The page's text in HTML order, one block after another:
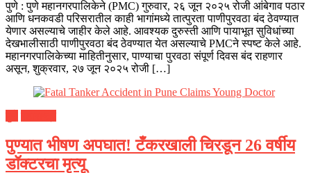
पुणे : पुणे महानगरपालिकेने (PMC) गुरुवार, २६ जून २०२५ रोजी आंबेगाव पठार
आणि धनकवडी परिसरातील काही भागांमध्ये तात्पुरता पाणीपुरवठा बंद ठेवण्यात
येणार असल्याचे जाहीर केले आहे. आवश्यक दुरुस्ती आणि पायाभूत सुविधांच्या
देखभालीसाठी पाणीपुरवठा बंद ठेवण्यात येत असल्याचे PMCने स्पष्ट केले आहे.
महानगरपालिकेच्या माहितीनुसार, पाण्याचा पुरवठा संपूर्ण दिवस बंद राहणार
असून, शुक्रवार, २७ जून २०२५ रोजी […]
पुण्यात भीषण अपघात! टँकरखाली चिरडून 26 वर्षीय
डॉक्टरचा मृत्यू